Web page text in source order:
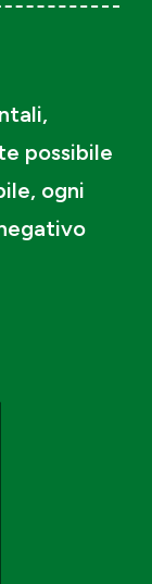
possibile
ogni